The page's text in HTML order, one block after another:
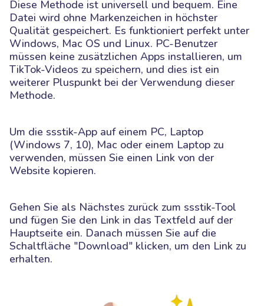
Diese Methode ist universell und bequem. Eine
Datei wird ohne Markenzeichen in höchster
Qualität gespeichert. Es funktioniert perfekt unter
Windows, Mac OS und Linux. PC-Benutzer
müssen keine zusätzlichen Apps installieren, um
TikTok-Videos zu speichern, und dies ist ein
weiterer Pluspunkt bei der Verwendung dieser
Methode.
Um die ssstik-App auf einem PC, Laptop
(Windows 7, 10), Mac oder einem Laptop zu
verwenden, müssen Sie einen Link von der
Website kopieren.
Gehen Sie als Nächstes zurück zum ssstik-Tool
und fügen Sie den Link in das Textfeld auf der
Hauptseite ein. Danach müssen Sie auf die
Schaltfläche "Download" klicken, um den Link zu
erhalten.